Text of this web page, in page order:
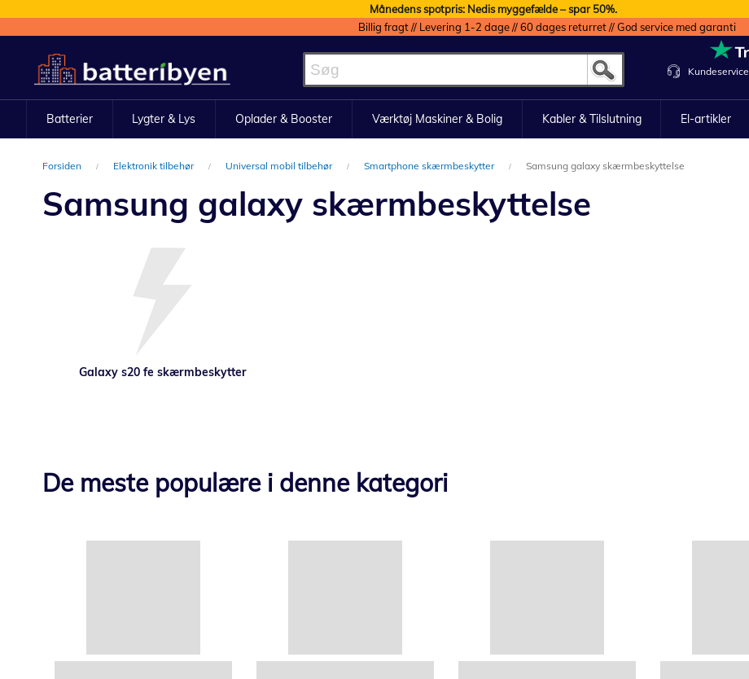
Månedens spotpris: Nedis myggefælde – spar 50%.
Billig fragt // Levering 1-2 dage // 60 dages returret // God service med garanti
to
Content
Kundeservice
Batterier Lygter & Lys Oplader & Booster Værktøj Maskiner & Bolig Kabler & Tilslutning El-artikler
Forsiden Elektronik tilbehør Universal mobil tilbehør Smartphone skærmbeskytter Samsung galaxy skærmbeskyttelse
Samsung galaxy skærmbeskyttelse
Galaxy s20 fe skærmbeskytter
De meste populære i denne kategori